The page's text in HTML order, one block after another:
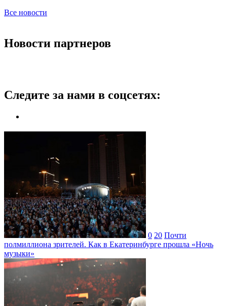
Все новости
Новости партнеров
Следите за нами в соцсетях:
0 20 Почти
полмиллиона зрителей. Как в Екатеринбурге прошла «Ночь
музыки»